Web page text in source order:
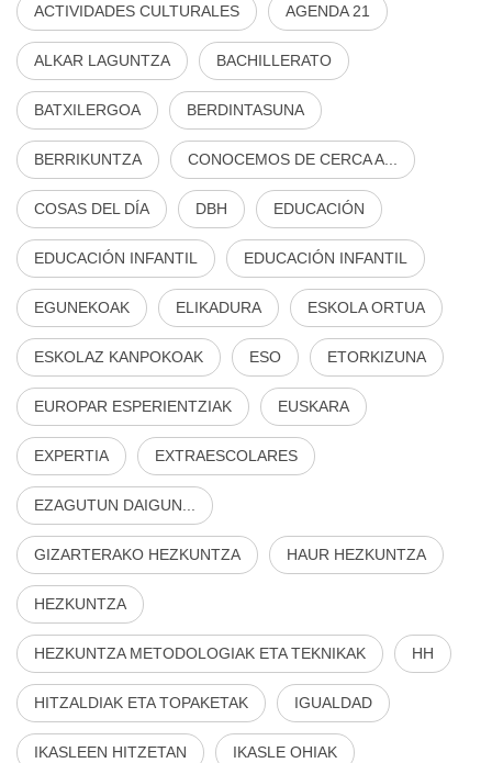
ACTIVIDADES CULTURALES AGENDA 21
ALKAR LAGUNTZA BACHILLERATO
BATXILERGOA BERDINTASUNA
BERRIKUNTZA CONOCEMOS DE CERCA A...
COSAS DEL DÍA DBH EDUCACIÓN
EDUCACIÓN INFANTIL EDUCACIÓN INFANTIL
EGUNEKOAK ELIKADURA ESKOLA ORTUA
ESKOLAZ KANPOKOAK ESO ETORKIZUNA
EUROPAR ESPERIENTZIAK EUSKARA
EXPERTIA EXTRAESCOLARES
EZAGUTUN DAIGUN...
GIZARTERAKO HEZKUNTZA HAUR HEZKUNTZA
HEZKUNTZA
HEZKUNTZA METODOLOGIAK ETA TEKNIKAK HH
HITZALDIAK ETA TOPAKETAK IGUALDAD
IKASLEEN HITZETAN IKASLE OHIAK